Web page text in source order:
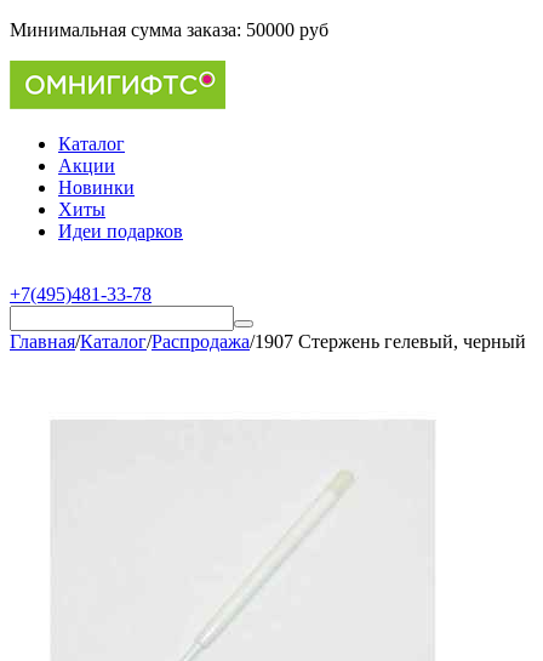
Минимальная сумма заказа: 50000 руб
Каталог
Акции
Новинки
Хиты
Идеи подарков
+7(495)481-33-78
Главная/Каталог/Распродажа/1907 Стержень гелевый, черный